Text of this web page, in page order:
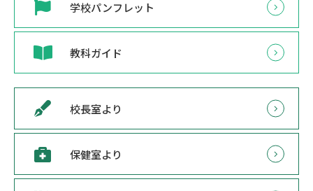
学校パンフレット
教科ガイド
校長室より
保健室より